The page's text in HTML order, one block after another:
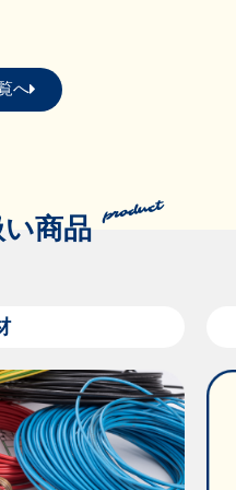
へ
商品